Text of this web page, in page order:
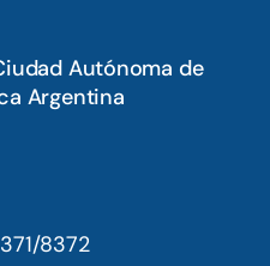
Autónoma de
Argentina
8372